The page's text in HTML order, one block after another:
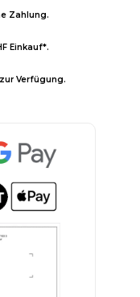
Zahlung.
Einkauf*.
Verfügung.